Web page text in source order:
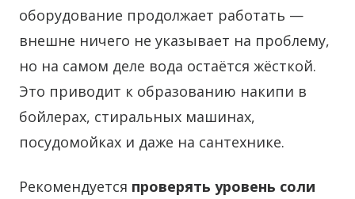
оборудование продолжает работать —
внешне ничего не указывает на проблему,
но на самом деле вода остаётся жёсткой.
Это приводит к образованию накипи в
бойлерах, стиральных машинах,
посудомойках и даже на сантехнике.
Рекомендуется проверять уровень соли